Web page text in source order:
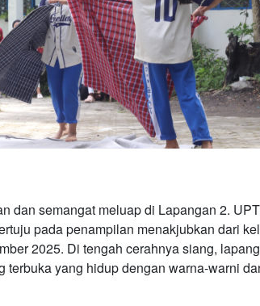
dan semangat meluap di Lapangan 2.
pada penampilan menakjubkan dari
2025. Di tengah cerahnya siang,
terbuka yang hidup dengan warna-warni